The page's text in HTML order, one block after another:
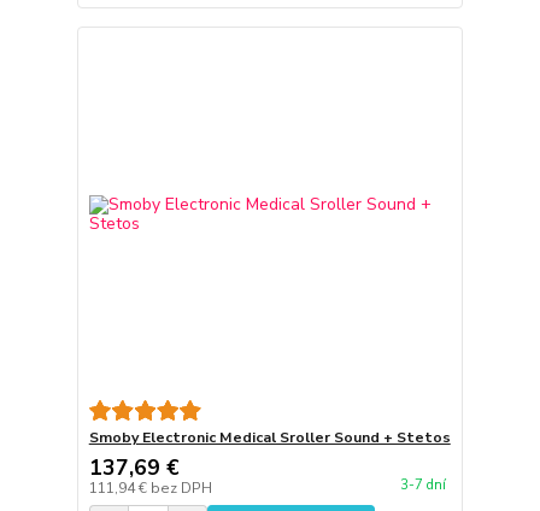
Smoby Electronic Medical Sroller Sound + Stetos
137,69 €
111,94 € bez DPH 3-7 dní